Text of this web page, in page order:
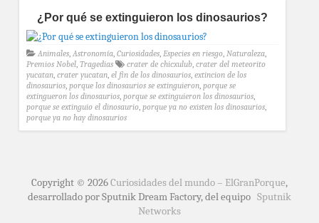
¿Por qué se extinguieron los dinosaurios?
Animales, Astronomía, Curiosidades, Especies en riesgo, Naturaleza,
Premios Nobel, Tragedias crater de chicxulub, crater del meteorito
yucatan, crater yucatan, el fin de los dinosaurios, extincion de los
dinosaurios, porque los dinosaurios se extinguieron, porque se
extingueron los dinosaurios, porque se extinguieron los dinosaurios,
porque se extinguio el dinosaurio, porque ya no existen los dinosaurios,
porque ya no hay dinosaurios
Copyright © 2026Curiosidades del mundo – ElGranPorque,
desarrollado por Sputnik Dream Factory, del equipo Sputnik
Networks